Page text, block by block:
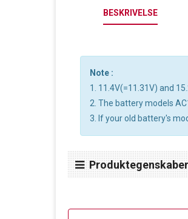
BESKRIVELSE
Note :
1. 11.4V(=11.31V) and
2. The battery models
3. If your old battery's
Produktegenskaber